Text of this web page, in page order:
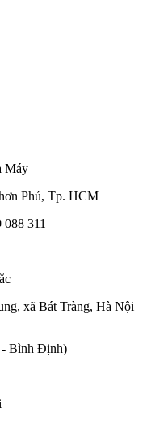
Máy
Phú, Tp. HCM
311
xã Bát Tràng, Hà Nội
- Bình Định)